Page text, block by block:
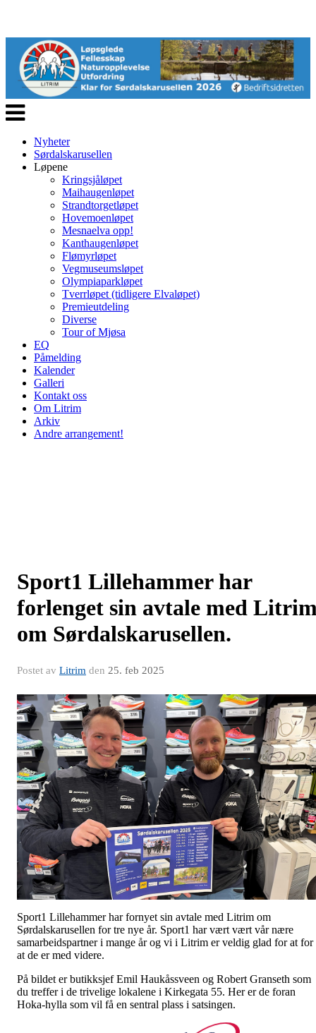
Veksle
navigasjon
Nyheter
Sørdalskarusellen
Løpene
Kringsjåløpet
Maihaugenløpet
Strandtorgetløpet
Hovemoenløpet
Mesnaelva opp!
Kanthaugenløpet
Flømyrløpet
Vegmuseumsløpet
Olympiaparkløpet
Tverrløpet (tidligere Elvaløpet)
Premieutdeling
Diverse
Tour of Mjøsa
EQ
Påmelding
Kalender
Galleri
Kontakt oss
Om Litrim
Arkiv
Andre arrangement!
Sport1 Lillehammer har
forlenget sin avtale med
om Sørdalskarusellen.
Postet av Litrim den 25. feb 2025
Sport1 Lillehammer har fornyet sin avtale med Litrim om
Sørdalskarusellen for tre nye år. Sport1 har vært vært vår nære
samarbeidspartner i mange år og vi i Litrim er veldig glad for at for
at de er med videre.
På bildet er butikksjef Emil Haukåssveen og Robert Granseth som
du treffer i de trivelige lokalene i Kirkegata 55. Her er de foran
Hoka-hylla som vil få en sentral plass i satsingen.